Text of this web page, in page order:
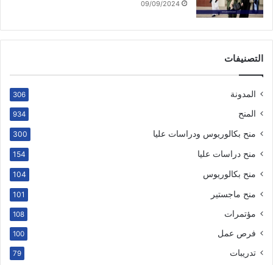
09/09/2024
التصنيفات
المدونة 306
المنح 934
منح بكالوريوس ودراسات عليا 300
منح دراسات عليا 154
منح بكالوريوس 104
منح ماجستير 101
مؤتمرات 108
فرص عمل 100
تدريبات 79